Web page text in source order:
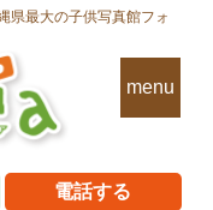
県最大の子供写真館フォ
menu
電話する